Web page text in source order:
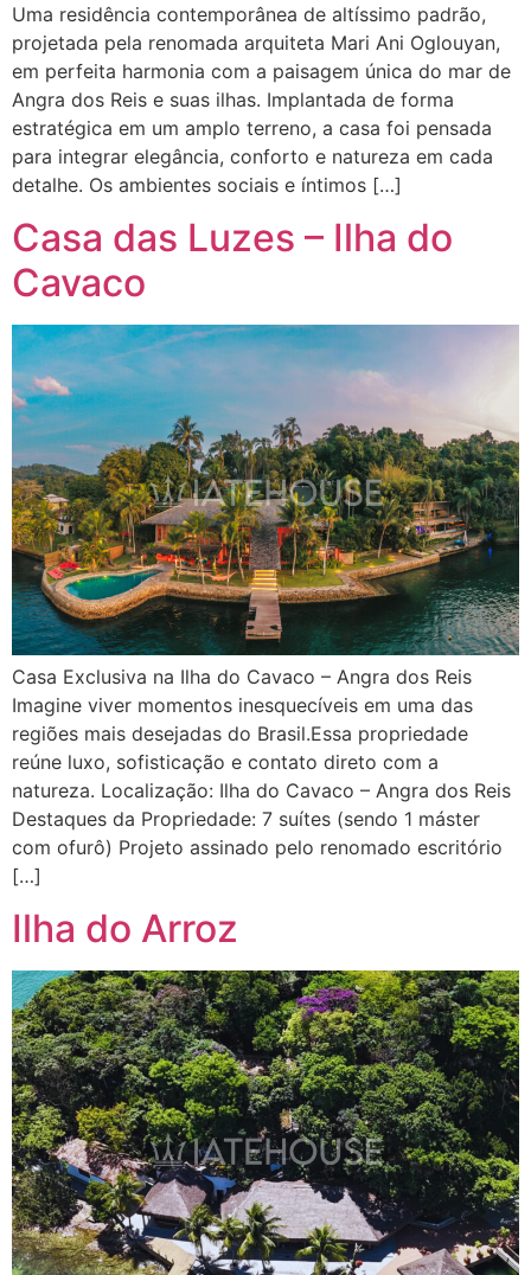
Uma residência contemporânea de altíssimo padrão,
projetada pela renomada arquiteta Mari Ani Oglouyan,
em perfeita harmonia com a paisagem única do mar de
Angra dos Reis e suas ilhas. Implantada de forma
estratégica em um amplo terreno, a casa foi pensada
para integrar elegância, conforto e natureza em cada
detalhe. Os ambientes sociais e íntimos […]
Casa das Luzes – Ilha do
Cavaco
Casa Exclusiva na Ilha do Cavaco – Angra dos Reis
Imagine viver momentos inesquecíveis em uma das
regiões mais desejadas do Brasil.Essa propriedade
reúne luxo, sofisticação e contato direto com a
natureza. Localização: Ilha do Cavaco – Angra dos Reis
Destaques da Propriedade: 7 suítes (sendo 1 máster
com ofurô) Projeto assinado pelo renomado escritório
[…]
Ilha do Arroz